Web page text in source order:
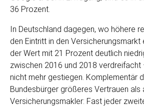
36 Prozent.
In Deutschland dagegen, wo höhere
den Eintritt in den
der Wert mit 21 Prozent deutlich
zwischen 2016 und 2018
nicht mehr gestiegen. Komplementär
Bundesbürger größeres Vertrauen als
Versicherungsmakler: Fast jeder